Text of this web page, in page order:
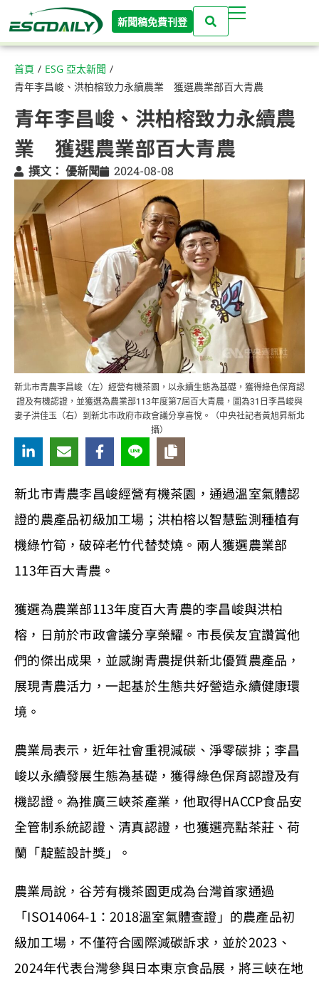
新聞稿免費刊登
首頁 / ESG 亞太新聞 /
青年李昌峻、洪柏榕致力永續農業 獲選農業部百大青農
青年李昌峻、洪柏榕致力永續農
業 獲選農業部百大青農
撰文： 優新聞 2024-08-08
新北市青農李昌峻（左）經營有機茶園，以永續生態為基礎，獲得綠色保育認
證及有機認證，並獲選為農業部113年度第7屆百大青農，圖為31日李昌峻與
妻子洪佳玉（右）到新北市政府市政會議分享喜悅。（中央社記者黃旭昇新北
攝）
新北市青農李昌峻經營有機茶園，通過溫室氣體認
證的農產品初級加工場；洪柏榕以智慧監測種植有
機綠竹筍，破碎老竹代替焚燒。兩人獲選農業部
113年百大青農。
獲選為農業部113年度百大青農的李昌峻與洪柏
榕，日前於市政會議分享榮耀。市長侯友宜讚賞他
們的傑出成果，並感謝青農提供新北優質農產品，
展現青農活力，一起基於生態共好營造永續健康環
境。
農業局表示，近年社會重視減碳、淨零碳排；李昌
峻以永續發展生態為基礎，獲得綠色保育認證及有
機認證。為推廣三峽茶產業，他取得HACCP食品安
全管制系統認證、清真認證，也獲選亮點茶莊、荷
蘭「靛藍設計獎」。
農業局說，谷芳有機茶園更成為台灣首家通過
「ISO14064-1：2018溫室氣體查證」的農產品初
級加工場，不僅符合國際減碳訴求，並於2023、
2024年代表台灣參與日本東京食品展，將三峽在地